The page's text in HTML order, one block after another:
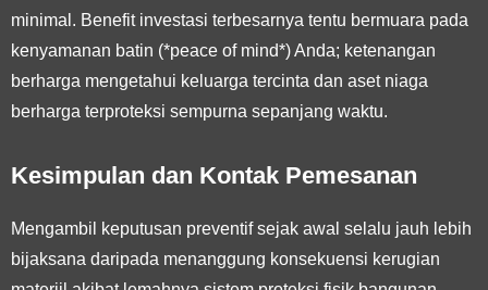
minimal. Benefit investasi terbesarnya tentu bermuara pada
kenyamanan batin (*peace of mind*) Anda; ketenangan
berharga mengetahui keluarga tercinta dan aset niaga
berharga terproteksi sempurna sepanjang waktu.
Kesimpulan dan Kontak Pemesanan
Mengambil keputusan preventif sejak awal selalu jauh lebih
bijaksana daripada menanggung konsekuensi kerugian